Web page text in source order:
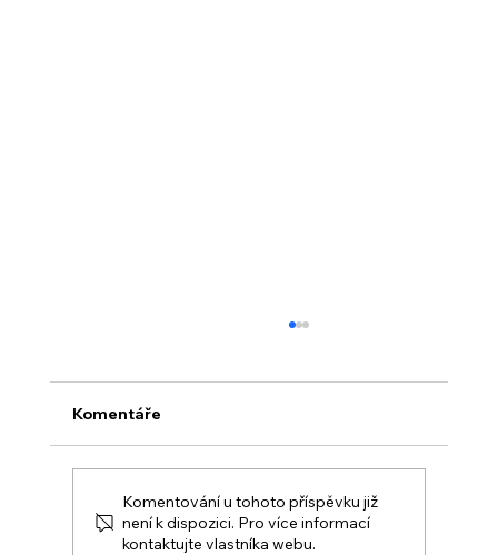
Prázdninový provoz školy
Komentáře
Komentování u tohoto příspěvku již
není k dispozici. Pro více informací
kontaktujte vlastníka webu.